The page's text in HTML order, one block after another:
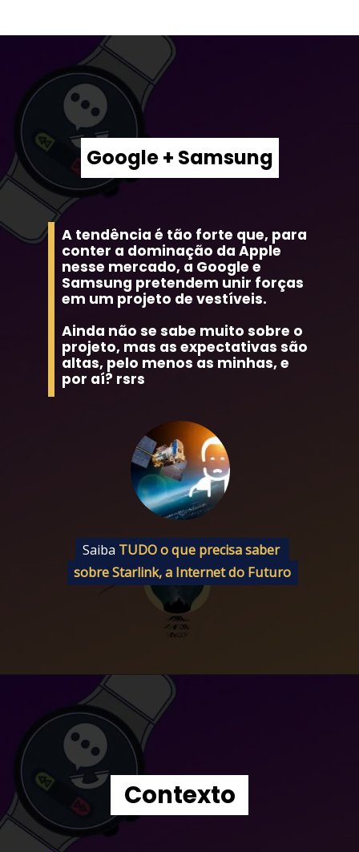
A tendência é tão forte que, para
conter a dominação da Apple
nesse mercado, a Google e
Samsung pretendem unir forças
em um projeto de vestíveis.
Ainda não se sabe muito sobre o
projeto, mas as expectativas são
altas, pelo menos as minhas, e
por aí? rsrs
Google + Samsung
Saiba TUDO o que precisa saber
sobre Starlink, a Internet do Futuro
Saiba TUDO o que precisa saber
sobre Starlink, a Internet do Futuro
Contexto